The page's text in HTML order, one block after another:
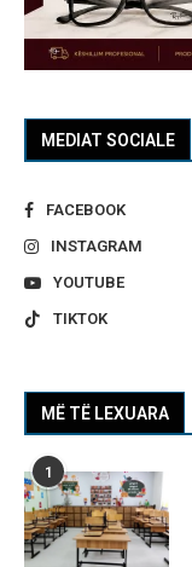
MEDIAT SOCIALE
FACEBOOK
INSTAGRAM
YOUTUBE
TIKTOK
MË TË LEXUARA
1